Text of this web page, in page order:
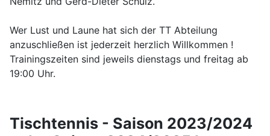
Wer Lust und Laune hat sich der TT Abteilung
anzuschließen ist jederzeit herzlich Willkommen !
Trainingszeiten sind jeweils dienstags und freitag ab
19:00 Uhr.
Tischtennis - Saison 2023/2024